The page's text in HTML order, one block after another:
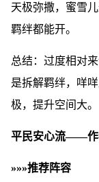
天极弥撒，蜜雪
羁绊都能开。
总结：过度相对
是拆解羁绊，咩
极，提升空间大。
平民安心流——作
»»»推荐阵容